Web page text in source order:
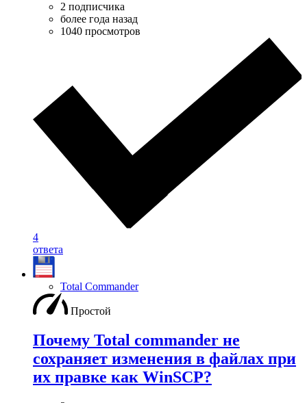
2 подписчика
более года назад
1040 просмотров
4
ответа
Total Commander
Простой
Почему Total commander не
сохраняет изменения в файлах при
их правке как WinSCP?